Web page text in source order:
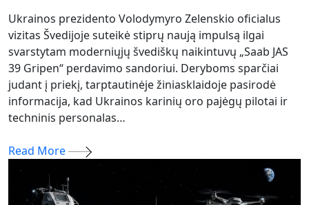
Ukrainos prezidento Volodymyro Zelenskio oficialus
vizitas Švedijoje suteikė stiprų naują impulsą ilgai
svarstytam moderniųjų švediškų naikintuvų „Saab JAS
39 Gripen“ perdavimo sandoriui. Deryboms sparčiai
judant į priekį, tarptautinėje žiniasklaidoje pasirodė
informacija, kad Ukrainos karinių oro pajėgų pilotai ir
techninis personalas…
Read More